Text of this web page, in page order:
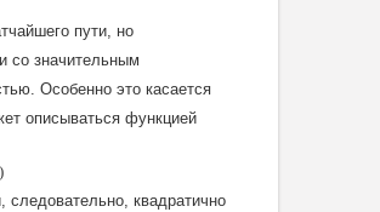
пути, но
со значительным
Особенно это касается
описываться функцией
следовательно, квадратично